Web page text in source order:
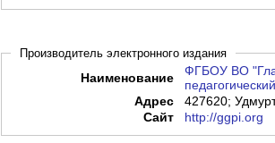
Производитель электронного издания
Наименование
ФГБОУ ВО
Адрес
427620;
Сайт
http://ggpi.org